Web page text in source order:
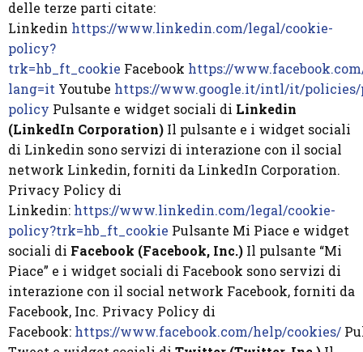
delle terze parti citate:
Linkedin https://www.linkedin.com/legal/cookie-
policy?
trk=hb_ft_cookie Facebook https://
lang=it Youtube https://www.google.it/intl/it/
policy Pulsante e widget sociali di Linkedin
(LinkedIn Corporation) Il pulsante e i widget sociali
di Linkedin sono servizi di interazione con il social
network Linkedin, forniti da LinkedIn Corporation.
Privacy Policy di
Linkedin: https://www.linkedin.com/legal/cookie-
policy?trk=hb_ft_cookie Pulsante Mi Piace e widget
sociali di Facebook (Facebook, Inc.) Il pulsante “Mi
Piace” e i widget sociali di Facebook sono servizi di
interazione con il social network Facebook, forniti da
Facebook, Inc. Privacy Policy di
Facebook: https://www.facebook.com/help/cookies/